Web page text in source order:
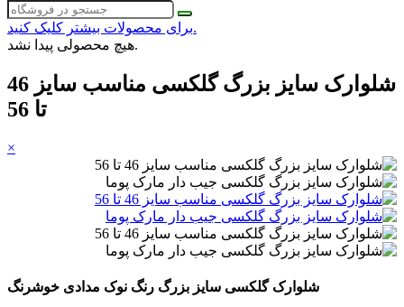
برای محصولات بیشتر کلیک کنید.
هیچ محصولی پیدا نشد.
شلوارک سایز بزرگ گلکسی مناسب سایز 46
تا 56
×
شلوارک گلکسی سایز بزرگ رنگ نوک مدادی خوشرنگ